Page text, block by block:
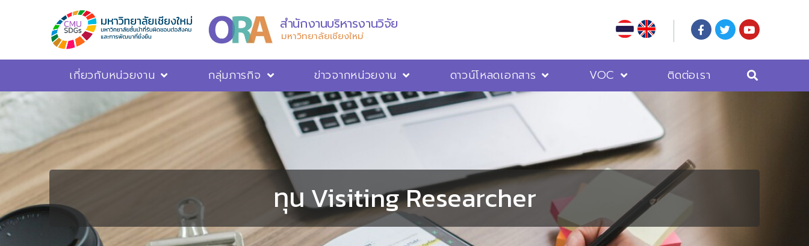
สำนักงานบริหารงานวิจัย
มหาวิทยาลัยเชียงใหม่
เกี่ยวกับหน่วยงาน กลุ่มภารกิจ ข่าวจากหน่วยงาน ดาวน์โหลดเอกสาร VOC ติดต่อเรา
ทุน Visiting Researcher